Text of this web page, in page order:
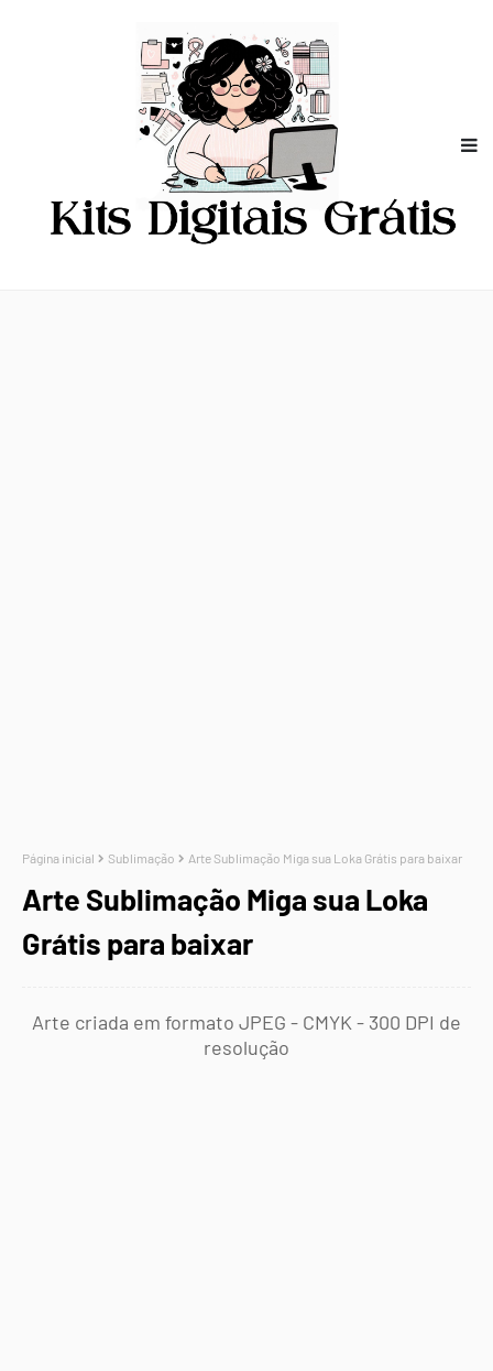
Página inicial Sublimação Arte Sublimação Miga sua Loka Grátis para baixar
Arte Sublimação Miga sua Loka
Grátis para baixar
Arte criada em formato JPEG - CMYK - 300 DPI de
resolução